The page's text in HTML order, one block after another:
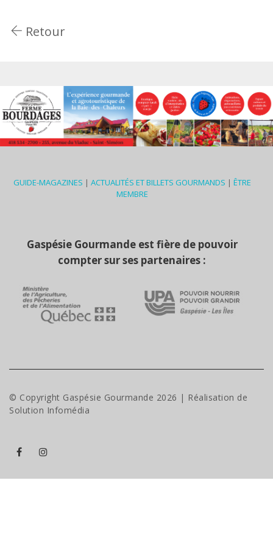
Retour
GUIDE-MAGAZINES | ACTUALITÉS ET BILLETS GOURMANDS | ÊTRE
MEMBRE
Gaspésie Gourmande est fière de pouvoir
compter sur ses partenaires :
© Copyright Gaspésie Gourmande 2026 | Réalisation de
Solution Infomédia